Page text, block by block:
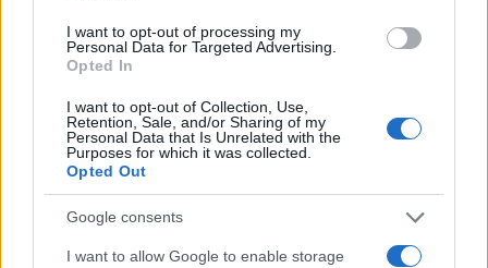
I want to opt-out of processing my
Personal Data for Targeted Advertising.
Opted In
I want to opt-out of Collection, Use,
Retention, Sale, and/or Sharing of my
Personal Data that Is Unrelated with the
Purposes for which it was collected.
Opted Out
Google consents
I want to allow Google to enable storage
media, mentre chi veleggia nella fascia di reddito
più alta ha una previsione media di 20,9 anni.
Lo stesso discorso, più o meno, si può fare per
quanto riguarda la regione di residenza. Nelle
Marche e in Umbria, per fare un esempio, gli
uomini hanno una speranza di vita di 18,3 anni in
media dopo l’agognata pensione di 67 anni. In